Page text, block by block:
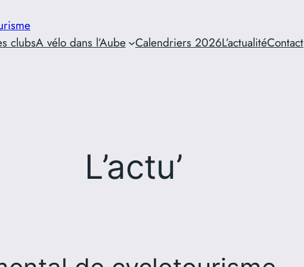
clubsA vélo dans l’Aube Calendriers 2026L’actualitéContact
L’actu’